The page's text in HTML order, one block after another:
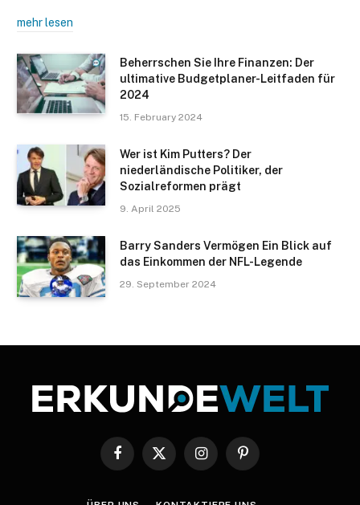
mehr lesen
Beherrschen Sie Ihre Finanzen: Der
ultimative Budgetplaner-Leitfaden für
2024
15. February 2024
Wer ist Kim Putters? Der
niederländische Politiker, der
Sozialreformen prägt
9. April 2025
Barry Sanders Vermögen Ein Blick auf
das Einkommen der NFL-Legende
29. September 2024
Facebook
X
InstagramPinterest